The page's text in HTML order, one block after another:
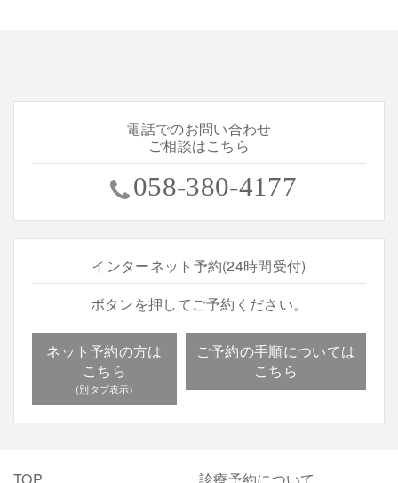
電話でのお問い合わせ
ご相談はこちら
058-380-4177
インターネット予約(24時間受付)
ボタンを押してご予約ください。
ネット予約の方は
こちら
ご予約の手順については
こちら